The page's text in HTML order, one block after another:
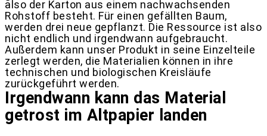
also der Karton aus einem nachwachsenden
Rohstoff besteht. Für einen gefällten Baum,
werden drei neue gepflanzt. Die Ressource ist also
nicht endlich und irgendwann aufgebraucht.
Außerdem kann unser Produkt in seine Einzelteile
zerlegt werden, die Materialien können in ihre
technischen und biologischen Kreisläufe
zurückgeführt werden.
Irgendwann kann das Material
getrost im Altpapier landen